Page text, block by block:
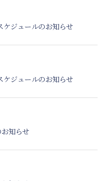
ジュールのお知らせ
ジュールのお知らせ
知らせ